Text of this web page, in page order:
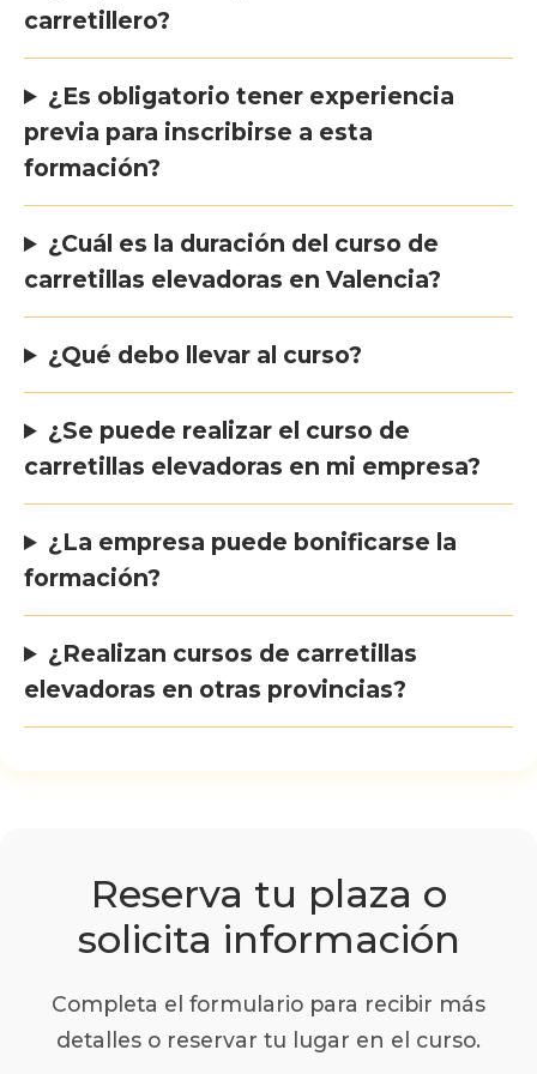
carretillero?
¿Es obligatorio tener experiencia
previa para inscribirse a esta
formación?
¿Cuál es la duración del curso de
carretillas elevadoras en Valencia?
¿Qué debo llevar al curso?
¿Se puede realizar el curso de
carretillas elevadoras en mi empresa?
¿La empresa puede bonificarse la
formación?
¿Realizan cursos de carretillas
elevadoras en otras provincias?
Reserva tu plaza o
solicita información
Completa el formulario para recibir más
detalles o reservar tu lugar en el curso.